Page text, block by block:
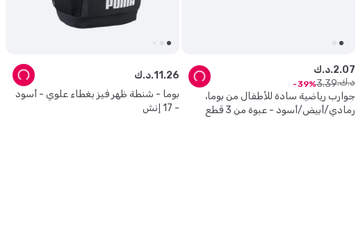
جوارب رياضية سادة للأطفال من بوما،
رمادي/أبيض/أسود - عبوة من 3 قطع
د.ك.2.07
د.ك.
3.39
39
بوما - شنطة ظهر فيز بغطاء علوي - أسود
- 17 إنش
د.ك.11 .26